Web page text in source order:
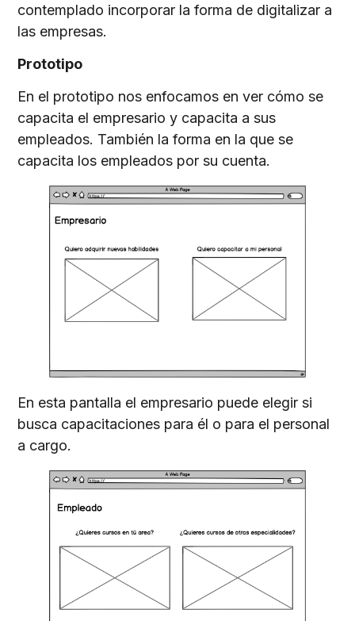
contemplado incorporar la forma de digitalizar a
las empresas.
Prototipo
En el prototipo nos enfocamos en ver cómo se
capacita el empresario y capacita a sus
empleados. También la forma en la que se
capacita los empleados por su cuenta.
En esta pantalla el empresario puede elegir si
busca capacitaciones para él o para el personal
a cargo.